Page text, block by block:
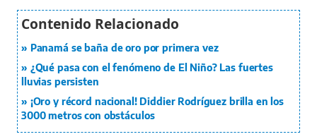
Panamá se baña de oro por primera vez
¿Qué pasa con el fenómeno de El Niño? Las fuertes
lluvias persisten
¡Oro y récord nacional! Diddier Rodríguez brilla en los
3000 metros con obstáculos